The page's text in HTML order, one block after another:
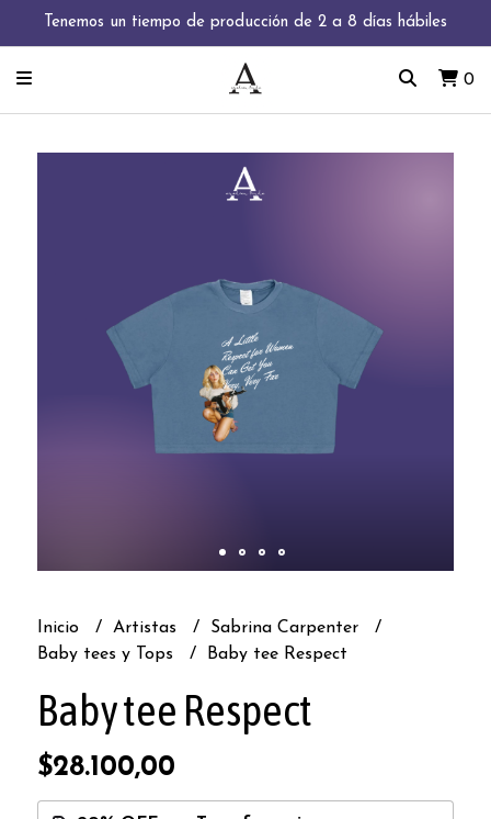
Tenemos un tiempo de producción de 2 a 8 días hábiles
0
Inicio Artistas
Sabrina Carpenter
Baby tees y Tops
Baby tee Respect
Baby tee Respect
$28.100,00